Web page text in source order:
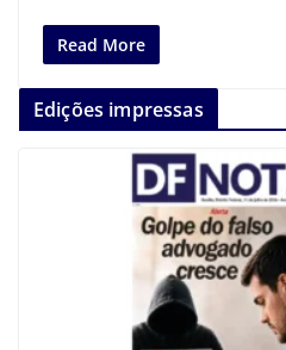
Read More
Edições impressas